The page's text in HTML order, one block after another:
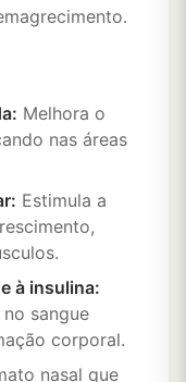
Melhora o
nas áreas
Estimula a
à insulina:
sangue
corporal.
nasal que